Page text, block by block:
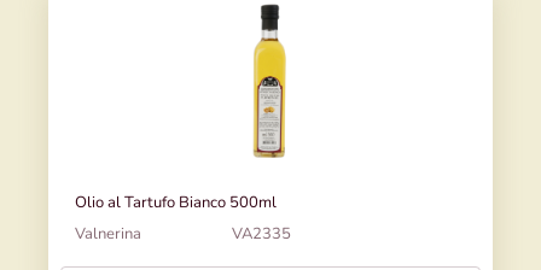
Olio al Tartufo Bianco 500ml
Valnerina
VA2335